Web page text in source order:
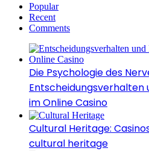
Popular
Recent
Comments
Die Psychologie des
Entscheidungsverhalten
im Online Casino
Cultural Heritage:
cultural heritage